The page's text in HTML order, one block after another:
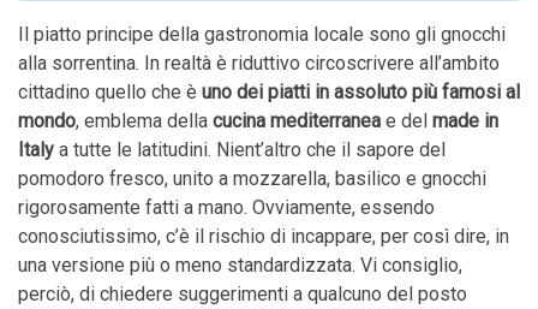
Il piatto principe della gastronomia locale sono gli gnocchi
alla sorrentina. In realtà è riduttivo circoscrivere all’ambito
cittadino quello che è uno dei piatti in assoluto più famosi al
mondo, emblema della cucina mediterranea e del made in
Italy a tutte le latitudini. Nient’altro che il sapore del
pomodoro fresco, unito a mozzarella, basilico e gnocchi
rigorosamente fatti a mano. Ovviamente, essendo
conosciutissimo, c’è il rischio di incappare, per così dire, in
una versione più o meno standardizzata. Vi consiglio,
perciò, di chiedere suggerimenti a qualcuno del posto